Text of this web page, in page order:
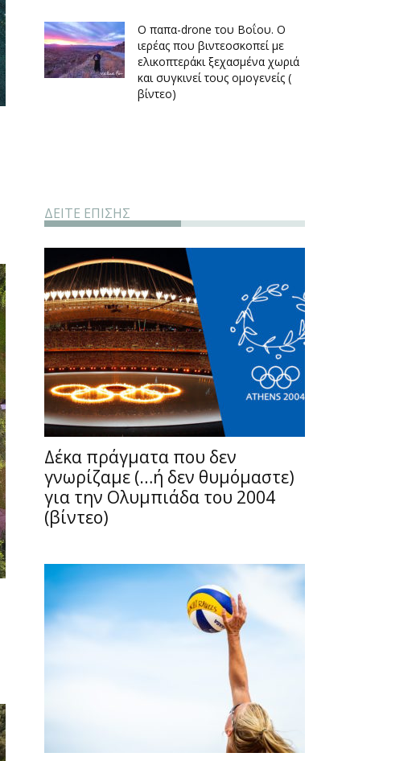
O παπα-drone του Βοΐου. Ο
ιερέας που βιντεοσκοπεί με
ελικοπτεράκι ξεχασμένα χωριά
και συγκινεί τους ομογενείς (
βίντεο)
ΔΕΙΤΕ ΕΠΙΣΗΣ
Δέκα πράγματα που δεν
γνωρίζαμε (…ή δεν θυμόμαστε)
για την Ολυμπιάδα του 2004
(βίντεο)